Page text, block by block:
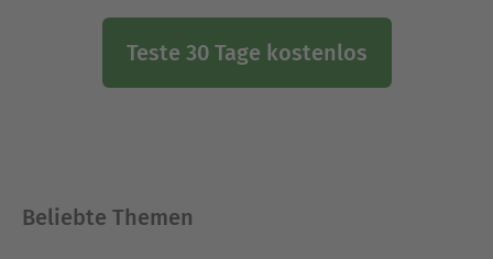
Teste 30 Tage kostenlos
Beliebte Themen